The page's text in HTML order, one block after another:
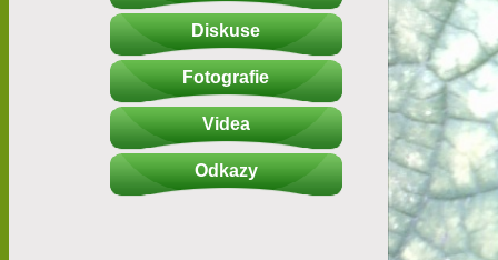
Diskuse
Fotografie
Videa
Odkazy